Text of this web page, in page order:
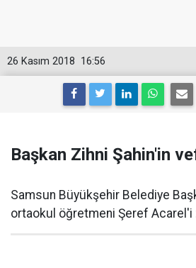
16:56
26 Kasım 2018
Başkan Zihni Şahin'in
Samsun Büyükşehir Belediye
ortaokul öğretmeni Şeref Acarel'i